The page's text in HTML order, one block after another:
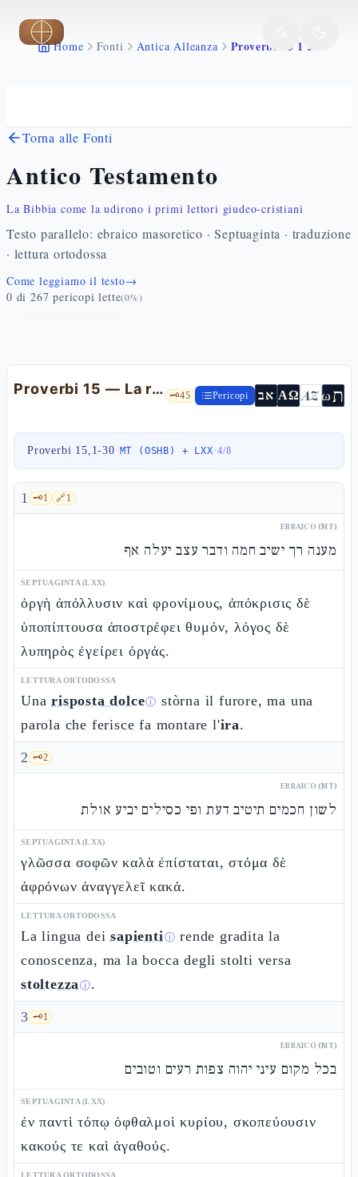
Vai al contenuto principale
Home Fonti Antica Alleanza Proverbi 15 1 30
Torna alle Fonti
Antico Testamento
La Bibbia come la udirono i primi lettori giudeo-cristiani
Testo parallelo: ebraico masoretico · Septuaginta · traduzione
· lettura ortodossa
Come leggiamo il testo→
0 di 267 pericopi lette(0%)
Proverbi 15 — La risposta dolce, gli occhi di YHWH e il sacrificio rigettato 🗝️45 Pericopi אב ΑΩ AZωת
Proverbi 15,1-30· MT (OSHB) + LXX·4/8
1 🗝️1 🔗1
EBRAICO (MT)
מענה רך ישיב חמה ודבר עצב יעלה אף
SEPTUAGINTA (LXX)
ὀργὴ ἀπόλλυσιν καὶ φρονίμους, ἀπόκρισις δὲ
ὑποπίπτουσα ἀποστρέφει θυμόν, λόγος δὲ
λυπηρὸς ἐγείρει ὀργάς.
LETTURA ORTODOSSA
Unarisposta dolceⓘ stòrna il furore, ma una
parola che ferisce fa montare l'ira.
2 🗝️2
EBRAICO (MT)
לשון חכמים תיטיב דעת ופי כסילים יביע אולת
SEPTUAGINTA (LXX)
γλῶσσα σοφῶν καλὰ ἐπίσταται, στόμα δὲ
ἀφρόνων ἀναγγελεῖ κακά.
LETTURA ORTODOSSA
La lingua deisapientiⓘ rende gradita la
conoscenza, ma la bocca degli stolti versa
stoltezzaⓘ.
3 🗝️1
EBRAICO (MT)
בכל מקום עיני יהוה צפות רעים וטובים
SEPTUAGINTA (LXX)
ἐν παντὶ τόπῳ ὀφθαλμοὶ κυρίου, σκοπεύουσιν
κακούς τε καὶ ἀγαθούς.
LETTURA ORTODOSSA